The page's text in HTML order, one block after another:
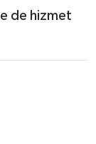
de hizmet